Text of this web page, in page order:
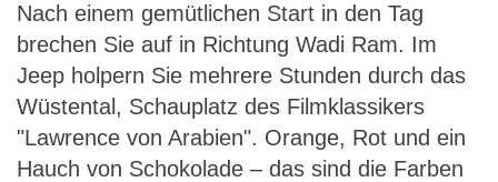
Nach einem gemütlichen Start in den Tag
brechen Sie auf in Richtung Wadi Ram. Im
Jeep holpern Sie mehrere Stunden durch das
Wüstental, Schauplatz des Filmklassikers
"Lawrence von Arabien". Orange, Rot und ein
Hauch von Schokolade – das sind die Farben